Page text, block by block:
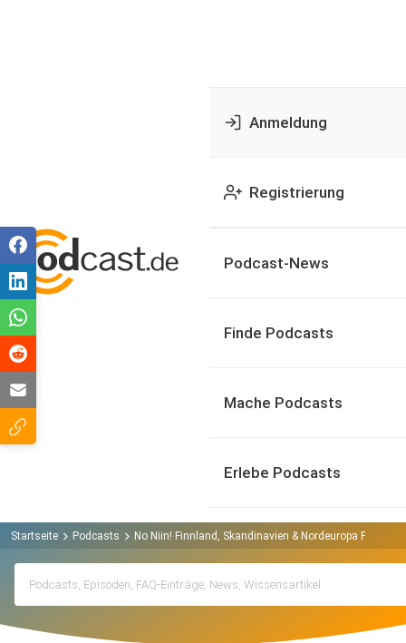
Anmeldung
Registrierung
Podcast-News
Finde Podcasts
Mache Podcasts
Erlebe Podcasts
Startseite Podcasts No Niin! Finnland, Skandinavien & Nordeuropa Podcast